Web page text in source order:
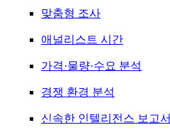
맞춤형 조사
애널리스트 시간
가격·물량·수요 분석
경쟁 환경 분석
신속한 인텔리전스 보고서